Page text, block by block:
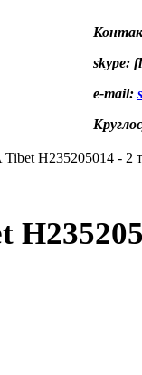
skype:
e-mail:
H235205014 - 2